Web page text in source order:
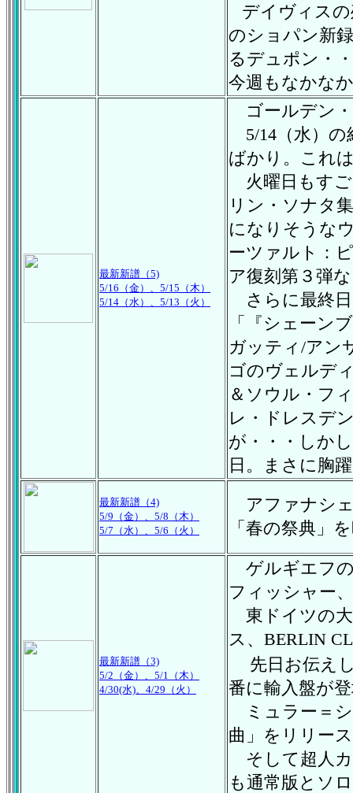
デイヴィス
のショパン新
るデュポン・
今週もなかな
最新新譜（5)
5/16（金）、5/15（木）
5/14（水）、5/13（火）
ゴールデン・
5/14（水）の
ばかり。これ
火曜日もす
リン・ソナタ
になりそうな
ーツァルト：
ア復刻第３弾
さらに最終日
「『シェーン
ガッティ/アン
ゴのヴェルデ
＆ソウル・フ
レ・ドレスデ
が・・・しか
日。まさに胸
最新新譜（4)
5/9（金）、5/8（木）
5/7（水）、5/6（火）
アファナシ
「春の祭典」
最新新譜（3)
5/2（金）、5/1（木）
4/30(水)、4/29（火）
ゲルギエフの
フィッシャー
東ドイツの大
ス、BERLIN
先日お伝え
番に輸入盤が
ミュラー＝
曲」をリリー
そして超人カ
も通常版とソ